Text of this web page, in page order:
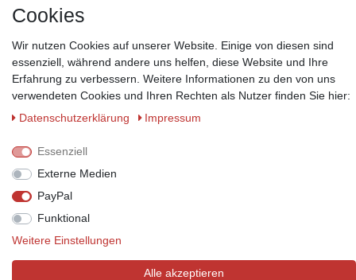
*Lieferzeit: 1-3 Werktage / 4-5 Werktage - je nach Artikelgruppe.
Informationen
Zahlungsmöglichkeiten
Wir behalten uns das Recht vor im Einzelfall bestimmte
Zahlungsarten auszuschließen.
© Copyright 2026 Marabella´s | Alle Rechte vorbehalten. | Grundpreise
Cookies
Wir nutzen Cookies auf unserer Website. Einige von diesen sind
essenziell, während andere uns helfen, diese Website und Ihre
Erfahrung zu verbessern. Weitere Informationen zu den von uns
verwendeten Cookies und Ihren Rechten als Nutzer finden Sie hier:
Daten­schutz­erklärung
Impressum
Essenziell
Externe Medien
PayPal
Funktional
Weitere Einstellungen
Alle akzeptieren